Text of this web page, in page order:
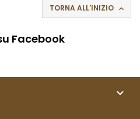
TORNA ALL'INIZIO 
Facebook
